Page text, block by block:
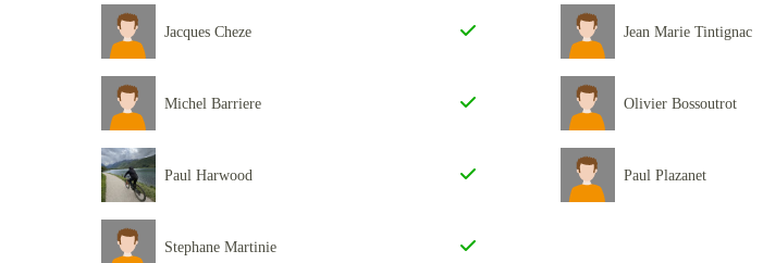
Jacques Cheze Jean Marie Tintignac
Michel Barriere Olivier Bossoutrot
Paul Harwood Paul Plazanet
Stephane Martinie